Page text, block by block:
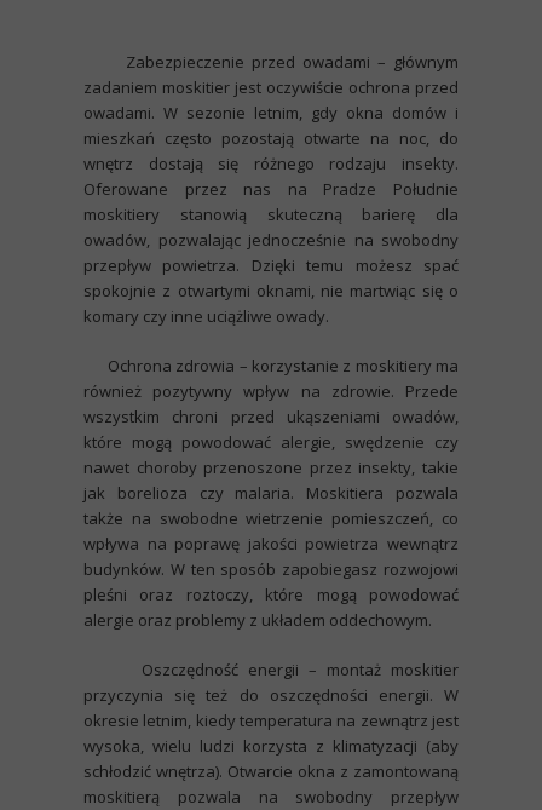
Zabezpieczenie przed owadami – głównym
zadaniem moskitier jest oczywiście ochrona przed
owadami. W sezonie letnim, gdy okna domów i
mieszkań często pozostają otwarte na noc, do
wnętrz dostają się różnego rodzaju insekty.
Oferowane przez nas na Pradze Południe
moskitiery stanowią skuteczną barierę dla
owadów, pozwalając jednocześnie na swobodny
przepływ powietrza. Dzięki temu możesz spać
spokojnie z otwartymi oknami, nie martwiąc się o
komary czy inne uciążliwe owady.
Ochrona zdrowia – korzystanie z moskitiery ma
również pozytywny wpływ na zdrowie. Przede
wszystkim chroni przed ukąszeniami owadów,
które mogą powodować alergie, swędzenie czy
nawet choroby przenoszone przez insekty, takie
jak borelioza czy malaria. Moskitiera pozwala
także na swobodne wietrzenie pomieszczeń, co
wpływa na poprawę jakości powietrza wewnątrz
budynków. W ten sposób zapobiegasz rozwojowi
pleśni oraz roztoczy, które mogą powodować
alergie oraz problemy z układem oddechowym.
Oszczędność energii – montaż moskitier
przyczynia się też do oszczędności energii. W
okresie letnim, kiedy temperatura na zewnątrz jest
wysoka, wielu ludzi korzysta z klimatyzacji (aby
schłodzić wnętrza). Otwarcie okna z zamontowaną
moskitierą pozwala na swobodny przepływ